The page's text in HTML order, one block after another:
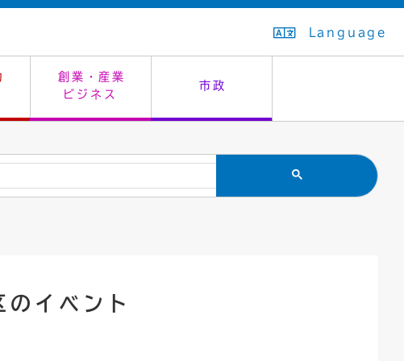
Language
創業・産業
ビジネス
市政
生活排水
市民安全
教育委員会
入学式・卒業式
救急・夜間診療
感染症
施設予約（まつぼっくり）
はたちの集い
指定管理者制度
公共事業の技術監理
議会
オープンデータ
イベント